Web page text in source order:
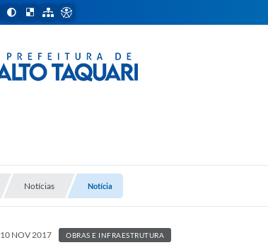
Notícias Notícia
10 NOV 2017 OBRAS E INFRAESTRUTURA